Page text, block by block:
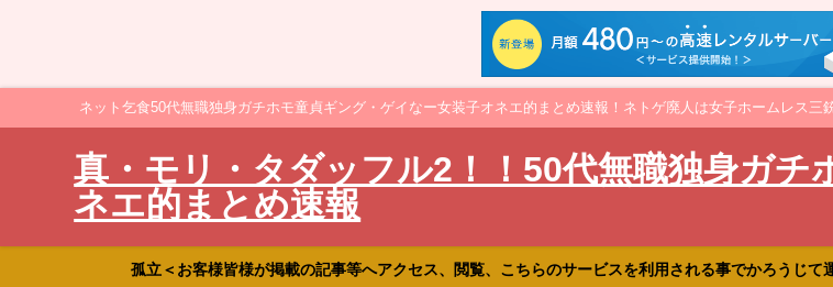
ネット乞食50代無職独身ガチホモ童貞ギング・ゲイなー女装子オネエ的まとめ速報！ネトゲ廃人は女子ホームレス
真・モリ・タダッフル2！！50代無職独身ガチ
ネエ的まとめ速報
孤立＜お客様皆様が掲載の記事等へアクセス、閲覧、こちらのサービスを利用される事でかろうじ